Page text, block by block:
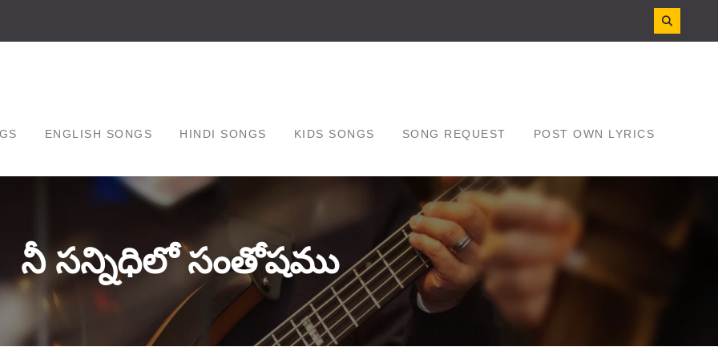
ENGLISH SONGS HINDI SONGS KIDS SONGS SONG REQUEST POST OWN LYRICS
నీ సన్నిధిలో సంతోషము